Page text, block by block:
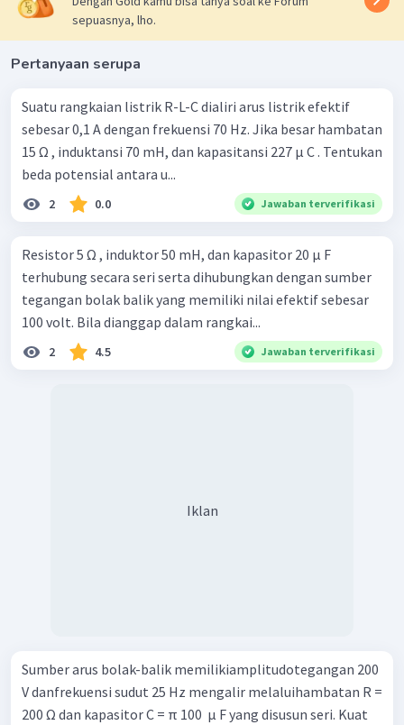
sepuasnya, lho.
Pertanyaan serupa
Suatu rangkaian listrik R-L-C dialiri arus listrik efektif
sebesar 0,1 A dengan frekuensi 70 Hz. Jika besar hambatan
15 Ω , induktansi 70 mH, dan kapasitansi 227 μ C . Tentukan
beda potensial antara u...
2 0.0 Jawaban terverifikasi
Resistor 5 Ω , induktor 50 mH, dan kapasitor 20 μ F
terhubung secara seri serta dihubungkan dengan sumber
tegangan bolak balik yang memiliki nilai efektif sebesar
100 volt. Bila dianggap dalam rangkai...
2 4.5 Jawaban terverifikasi
Iklan
Sumber arus bolak-balik memilikiamplitudotegangan 200
V danfrekuensi sudut 25 Hz mengalir melaluihambatan R =
200 Ω dan kapasitor C = π 100 ​ μ F yang disusun seri. Kuat